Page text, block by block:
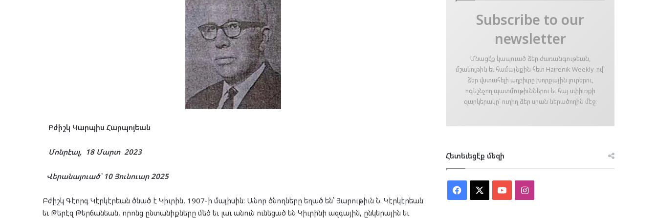
Բժիշկ Կարպիս Հարպոյեան
Մոնրէալ, 18 Մարտ 2023
Վերանայուած՝ 10 Յունուար 2025
Բժիշկ Գէորգ Կէրկէրեան ծնած է Կիւրին, 1907-ի մայիսին: Անոր ծնողները եղած են՝ Յարութիւն Ն. Կէրկէրեան
եւ Թերէզ Թերճանեան, որոնց ընտանիքները մեծ եւ լաւ անուն ունեցած են Կիւրինի ազգային, ընկերային եւ
Subscribe to our
newsletter
Մնացէ՛ք կապուած ձեր ժառանգութեան,
մշակոյթին եւ համայնքին հետ Hairenik Weekly-ով՝
ձեր վստահելի աղբիւրը խորքային լուրերու,
ոգեշնչող պատմութիւններու եւ հայ սփիւռքի
զարկերակը՝ ուղիղ ձեր սրան ներածողին մէջ։
Հետեւեցէ՛ք մեզի
Facebook YouTubeInstagram